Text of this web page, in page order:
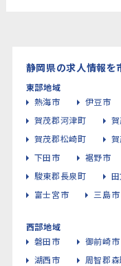
静岡県の求人情報を
東部地域
熱海市
伊豆市
賀茂郡河津町
賀茂郡松崎町
下田市
裾野市
駿東郡長泉町
富士宮市
三島市
西部地域
磐田市
御前崎市
湖西市
周智郡